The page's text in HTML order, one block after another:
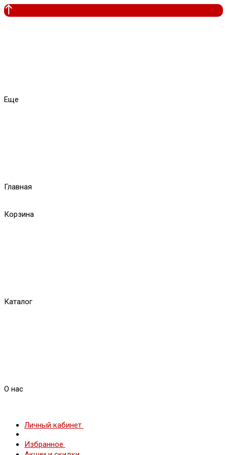
Еще
Главная
Корзина
Каталог
О нас
Личный кабинет
Избранное